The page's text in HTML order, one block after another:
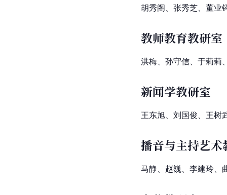
胡秀阁、张秀芝、董业
教师教育教研室
洪梅、孙守信、于莉莉
新闻学教研室
王东旭、刘国俊、王树
播音与主持艺术
马静、赵巍、李建玲、